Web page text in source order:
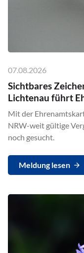
07.08.2026
Sichtbares
Lichtenau führt
Mit der
NRW-weit gültige
noch gesucht.
Meldung lesen